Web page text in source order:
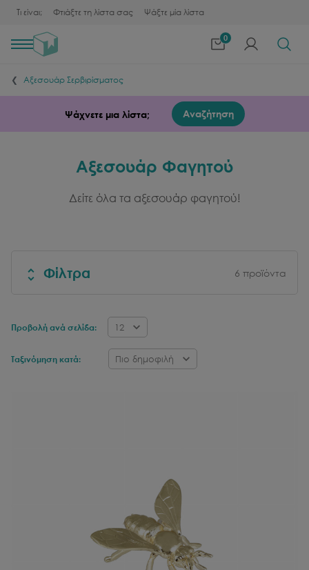
Τι είναι; Φτιάξτε τη λίστα σας Ψάξτε μία λίστα
Toggle
0
Αξεσουάρ Σερβιρίσματος
Ψάχνετε μια λίστα; Αναζήτηση
Αξεσουάρ Φαγητού
Δείτε όλα τα αξεσουάρ φαγητού!
Φίλτρα 6 προϊόντα
Προβολή ανά σελίδα: 12
Ταξινόμηση κατά: Πιο δημοφιλή